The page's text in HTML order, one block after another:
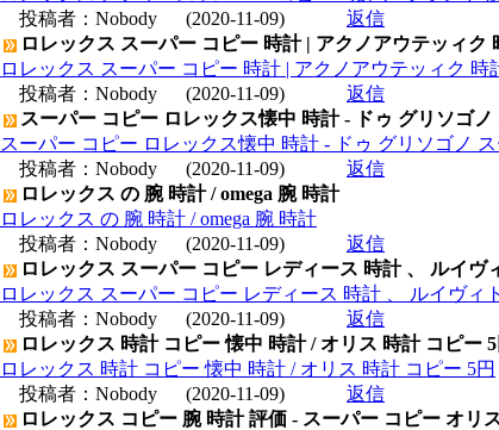
投稿者： Nobody (2020-11-09)
返信
ロレックス スーパー コピー 時計 | アクノアウテッィク
ロレックス スーパー コピー 時計 | アクノアウテッィク
投稿者： Nobody (2020-11-09)
返信
スーパー コピー ロレックス懐中 時計 - ドゥ グリソゴ
スーパー コピー ロレックス懐中 時計 - ドゥ グリソゴノ
投稿者： Nobody (2020-11-09)
返信
ロレックス の 腕 時計 / omega 腕 時計
ロレックス の 腕 時計 / omega 腕 時計
投稿者： Nobody (2020-11-09)
返信
ロレックス スーパー コピー レディース 時計 、 ルイヴ
ロレックス スーパー コピー レディース 時計 、 ルイヴィ
投稿者： Nobody (2020-11-09)
返信
ロレックス 時計 コピー 懐中 時計 / オリス 時計 コピー 5
ロレックス 時計 コピー 懐中 時計 / オリス 時計 コピー 5円
投稿者： Nobody (2020-11-09)
返信
ロレックス コピー 腕 時計 評価 - スーパー コピー オリ